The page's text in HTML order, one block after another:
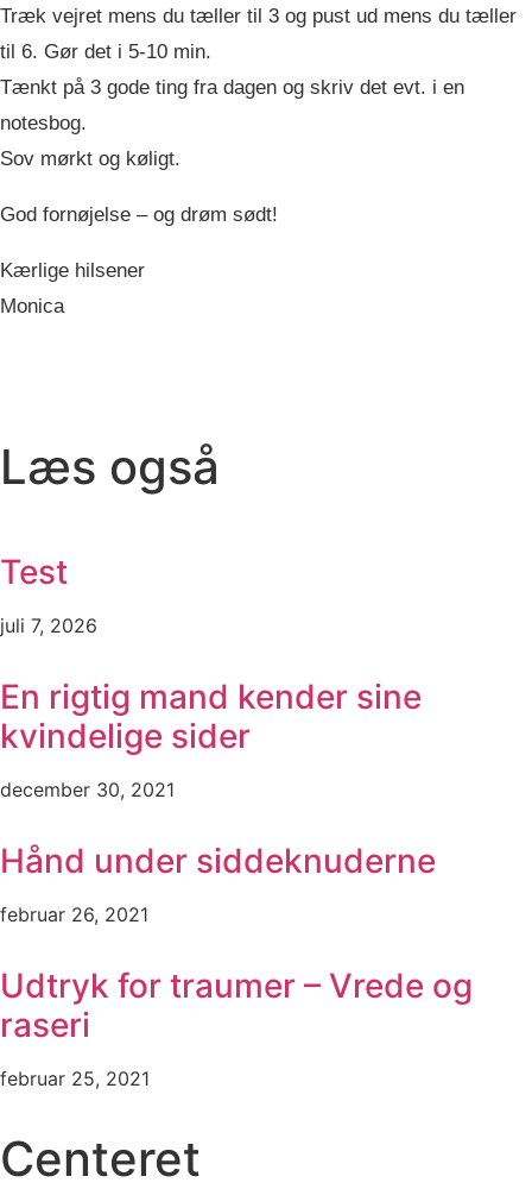
Træk vejret mens du tæller til 3 og pust ud mens du tæller
til 6. Gør det i 5-10 min.
Tænkt på 3 gode ting fra dagen og skriv det evt. i en
notesbog.
Sov mørkt og køligt.
God fornøjelse – og drøm sødt!
Kærlige hilsener
Monica
Læs også
Test
juli 7, 2026
En rigtig mand kender sine
kvindelige sider
december 30, 2021
Hånd under siddeknuderne
februar 26, 2021
Udtryk for traumer – Vrede og
raseri
februar 25, 2021
Centeret